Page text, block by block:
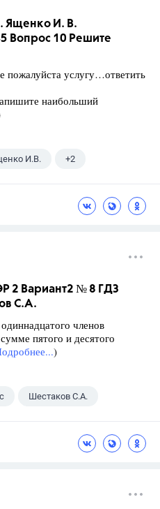
Ященко И. В.
Вопрос 10 Решите
пожалуйста услугу…ответить
наибольший
И.В. +2
2 Вариант2 № 8 ГДЗ
С.А.
членов
пятого и десятого
)
Шестаков С.А.